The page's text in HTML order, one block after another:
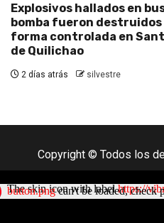
Explosivos hallados en
bomba fueron destruidos
forma controlada en
de Quilichao
2 días atrás silvestre
Copyright © Todos los